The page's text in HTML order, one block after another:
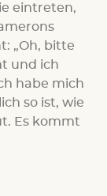
eintreten,
„Oh, bitte
und ich
habe mich
so ist, wie
Es kommt